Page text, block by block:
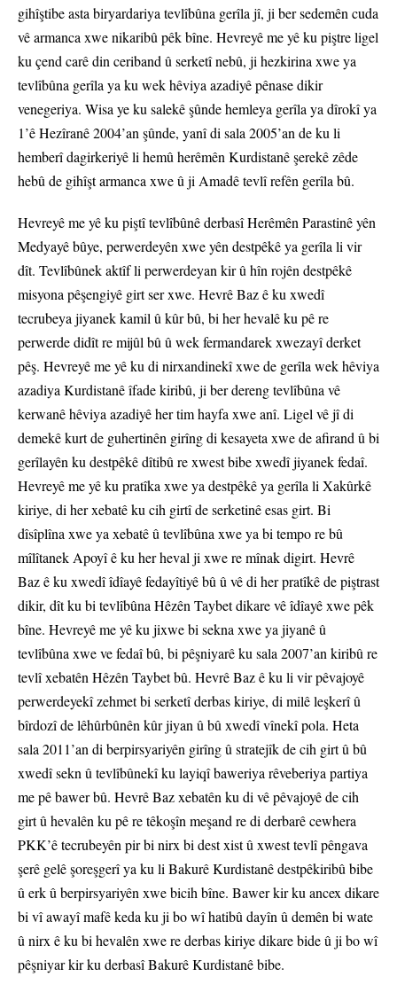
gihîştibe asta biryardariya tevlîbûna gerîla jî, ji ber sedemên cuda
vê armanca xwe nikaribû pêk bîne. Hevreyê me yê ku piştre ligel
ku çend carê din ceriband û serketî nebû, ji hezkirina xwe ya
tevlîbûna gerîla ya ku wek hêviya azadiyê pênase dikir
venegeriya. Wisa ye ku salekê şûnde hemleya gerîla ya dîrokî ya
1’ê Hezîranê 2004’an şûnde, yanî di sala 2005’an de ku li
hemberî dagirkeriyê li hemû herêmên Kurdistanê şerekê zêde
hebû de gihîşt armanca xwe û ji Amadê tevlî refên gerîla bû.
Hevreyê me yê ku piştî tevlîbûnê derbasî Herêmên Parastinê yên
Medyayê bûye, perwerdeyên xwe yên destpêkê ya gerîla li vir
dît. Tevlîbûnek aktîf li perwerdeyan kir û hîn rojên destpêkê
misyona pêşengiyê girt ser xwe. Hevrê Baz ê ku xwedî
tecrubeya jiyanek kamil û kûr bû, bi her hevalê ku pê re
perwerde didît re mijûl bû û wek fermandarek xwezayî derket
pêş. Hevreyê me yê ku di nirxandinekî xwe de gerîla wek hêviya
azadiya Kurdistanê îfade kiribû, ji ber dereng tevlîbûna vê
kerwanê hêviya azadiyê her tim hayfa xwe anî. Ligel vê jî di
demekê kurt de guhertinên girîng di kesayeta xwe de afirand û bi
gerîlayên ku destpêkê dîtibû re xwest bibe xwedî jiyanek fedaî.
Hevreyê me yê ku pratîka xwe ya destpêkê ya gerîla li Xakûrkê
kiriye, di her xebatê ku cih girtî de serketinê esas girt. Bi
dîsîplîna xwe ya xebatê û tevlîbûna xwe ya bi tempo re bû
mîlîtanek Apoyî ê ku her heval ji xwe re mînak digirt. Hevrê
Baz ê ku xwedî îdîayê fedayîtiyê bû û vê di her pratîkê de piştrast
dikir, dît ku bi tevlîbûna Hêzên Taybet dikare vê îdîayê xwe pêk
bîne. Hevreyê me yê ku jixwe bi sekna xwe ya jiyanê û
tevlîbûna xwe ve fedaî bû, bi pêşniyarê ku sala 2007’an kiribû re
tevlî xebatên Hêzên Taybet bû. Hevrê Baz ê ku li vir pêvajoyê
perwerdeyekî zehmet bi serketî derbas kiriye, di milê leşkerî û
bîrdozî de lêhûrbûnên kûr jiyan û bû xwedî vînekî pola. Heta
sala 2011’an di berpirsyariyên girîng û stratejîk de cih girt û bû
xwedî sekn û tevlîbûnekî ku layiqî baweriya rêveberiya partiya
me pê bawer bû. Hevrê Baz xebatên ku di vê pêvajoyê de cih
girt û hevalên ku pê re têkoşîn meşand re di derbarê cewhera
PKK’ê tecrubeyên pir bi nirx bi dest xist û xwest tevlî pêngava
şerê gelê şoreşgerî ya ku li Bakurê Kurdistanê destpêkiribû bibe
û erk û berpirsyariyên xwe bicih bîne. Bawer kir ku ancex dikare
bi vî awayî mafê keda ku ji bo wî hatibû dayîn û demên bi wate
û nirx ê ku bi hevalên xwe re derbas kiriye dikare bide û ji bo wî
pêşniyar kir ku derbasî Bakurê Kurdistanê bibe.